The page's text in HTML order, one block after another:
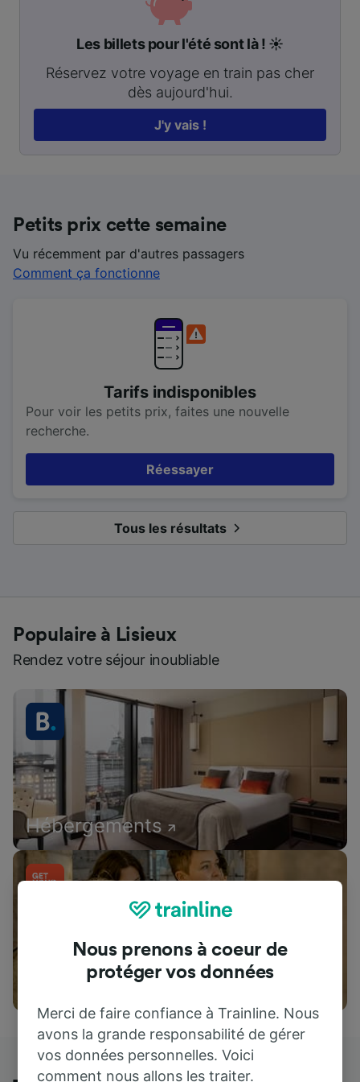
Les billets pour l'été sont là ! ☀️
Réservez votre voyage en train pas cher
dès aujourd'hui.
J'y vais !
Petits prix cette semaine
Vu récemment par d'autres passagers
Comment ça fonctionne
Tarifs indisponibles
Pour voir les petits prix, faites une nouvelle
recherche.
Réessayer
Tous les résultats
Populaire à Lisieux
Rendez votre séjour inoubliable
Hébergements
Attractions
Nous prenons à coeur de
protéger vos données
Merci de faire confiance à Trainline. Nous
avons la grande responsabilité de gérer
vos données personnelles. Voici
comment nous allons les traiter.